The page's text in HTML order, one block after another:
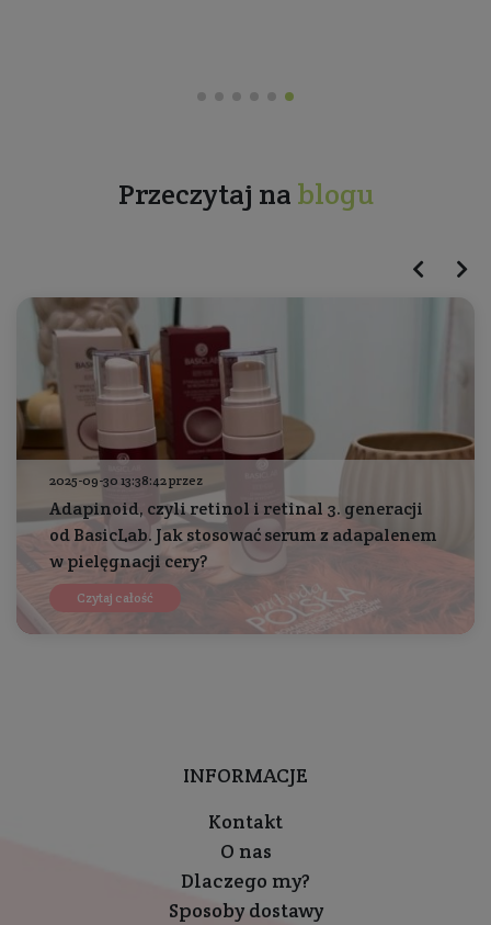
Przeczytaj na blogu
2025-09-30 13:38:42 przez
Adapinoid, czyli retinol i retinal 3. generacji
od BasicLab. Jak stosować serum z adapalenem
w pielęgnacji cery?
Czytaj całość
INFORMACJE
Kontakt
O nas
Dlaczego my?
Sposoby dostawy